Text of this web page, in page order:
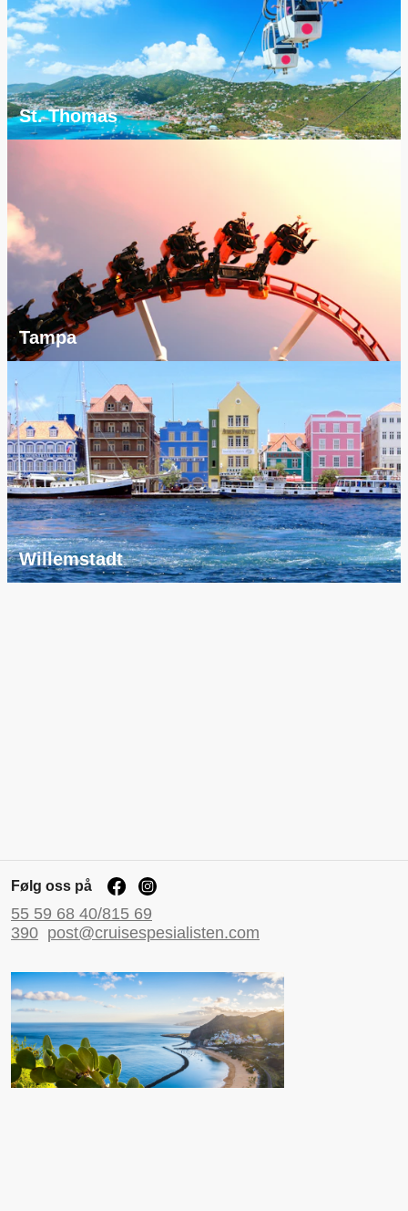
St. Thomas
Tampa
Willemstadt
Følg oss på
55 59 68 40/815 69
390 post@cruisespesialisten.com